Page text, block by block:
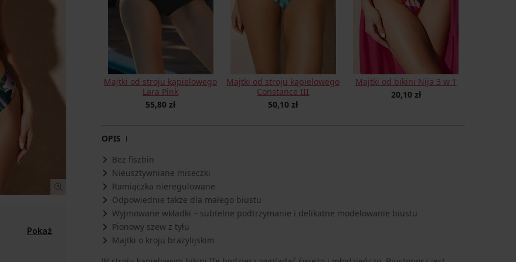
Pokaż
Majtki od stroju kąpielowego
Lara Pink
55,80 zł
Majtki od stroju kąpielowego
Constance III
50,10 zł
Majtki od bikini Nija 3 w 1
20,10 zł
OPIS
Bez fiszbin
Nieusztywniane miseczki
Ramiączka nieregulowane
Odpowiednie także dla małego biustu
Wyjmowane wkładki – subtelne podtrzymanie i delikatne modelowanie biustu
Pionowy szew z tyłu
Majtki o kroju brazylijskim